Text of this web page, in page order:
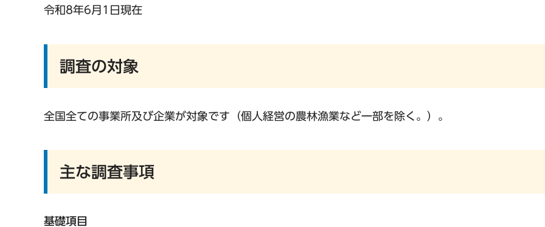
令和8年6月1日現在
調査の対象
全国全ての事業所及び企業が対象です（個人経営の農林漁業など一部を除く。）。
主な調査事項
基礎項目